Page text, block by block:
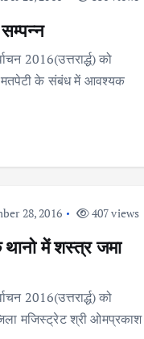
2016(उत्तरार्द्ध) को
मतपेटी के संबंध में आवश्यक
28, 2016 407 views
में शस्त्र जमा
2016(उत्तरार्द्ध) को
मजिस्ट्रेट श्री ओमप्रकाश